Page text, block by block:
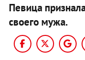
Певица
своего мужа.